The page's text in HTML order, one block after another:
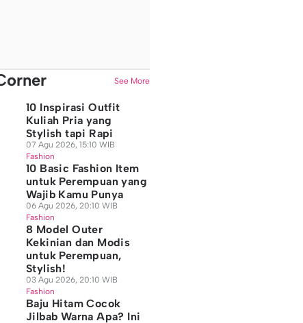
See More
10 Inspirasi Outfit
Kuliah Pria yang
Stylish tapi Rapi
07 Agu 2026, 15:10 WIB
Fashion
10 Basic Fashion Item
untuk Perempuan yang
Wajib Kamu Punya
06 Agu 2026, 20:10 WIB
Fashion
8 Model Outer
Kekinian dan Modis
untuk Perempuan,
Stylish!
03 Agu 2026, 20:10 WIB
Fashion
Baju Hitam Cocok
Jilbab Warna Apa? Ini